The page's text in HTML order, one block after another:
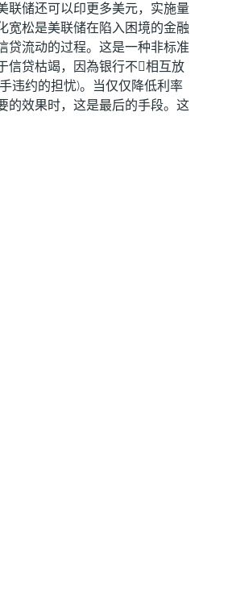
联储还可以印更多美元，实施量
宽松是美联储在陷入困境的金融
贷流动的过程。这是一种非标准
信贷枯竭，因為银行不𫖸相互放
违约的担忧)。当仅仅降低利率
的效果时，这是最后的手段。这